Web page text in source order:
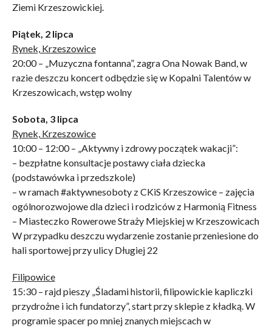
Ziemi Krzeszowickiej.
Piątek, 2 lipca
Rynek, Krzeszowice
20:00 – „Muzyczna fontanna”, zagra Ona Nowak Band, w
razie deszczu koncert odbędzie się w Kopalni Talentów w
Krzeszowicach, wstęp wolny
Sobota, 3 lipca
Rynek, Krzeszowice
10:00 – 12:00 – „Aktywny i zdrowy początek wakacji”:
– bezpłatne konsultacje postawy ciała dziecka
(podstawówka i przedszkole)
– w ramach #aktywnesoboty z CKiS Krzeszowice – zajęcia
ogólnorozwojowe dla dzieci i rodziców z Harmonią Fitness
– Miasteczko Rowerowe Straży Miejskiej w Krzeszowicach
W przypadku deszczu wydarzenie zostanie przeniesione do
hali sportowej przy ulicy Długiej 22
Filipowice
15:30 – rajd pieszy „Śladami historii, filipowickie kapliczki
przydrożne i ich fundatorzy”, start przy sklepie z kładką. W
programie spacer po mniej znanych miejscach w